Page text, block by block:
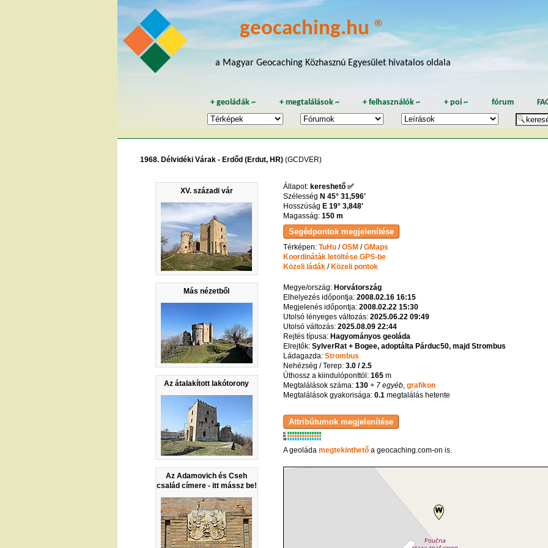
geocaching.hu ®
a Magyar Geocaching Közhasznú Egyesület hivatalos oldala
+geoládák ~ + megtalálások~ +felhasználók ~ + poi~ fórum
1968. Délvidéki Várak - Erdőd (Erdut, HR) (GCDVER)
XV. századi vár
Más nézetből
Az átalakított lakótorony
Az Adamovich és Cseh
család címere - itt mássz be!
Állapot: kereshető ✅
Szélesség N 45° 31,596'
Hosszúság E 19° 3,848'
Magasság: 150 m
Térképen: TuHu/OSM /GMaps
Koordináták letöltése GPS-be
Közeli ládák/ Közeli pontok
Megye/ország: Horvátország
Elhelyezés időpontja: 2008.02.16 16:15
Megjelenés időpontja: 2008.02.22 15:30
Utolsó lényeges változás: 2025.06.22 09:49
Utolsó változás: 2025.08.09 22:44
Rejtés típusa: Hagyományos geoláda
Elrejtők: SylverRat + Bogee, adoptálta Párduc50, majd Strombus
Ládagazda: Strombus
Nehézség / Terep: 3.0 / 2.5
Úthossz a kiindulóponttól: 165m
Megtalálások száma: 130+ 7 egyéb, grafikon
Megtalálások gyakorisága: 0.1megtalálás hetente
K
R
W
A geoláda megtekinthetőa geocaching.com-on is.